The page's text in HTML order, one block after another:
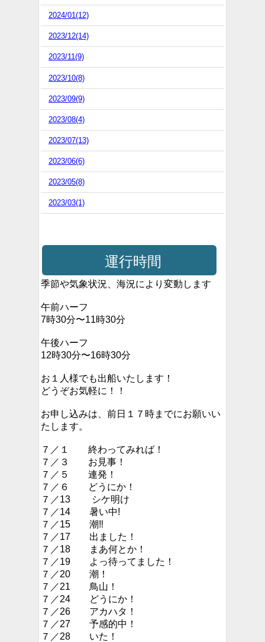
2024/01(12)
2023/12(14)
2023/11(9)
2023/10(8)
2023/09(9)
2023/08(4)
2023/07(13)
2023/06(6)
2023/05(8)
2023/03(1)
運行時間
季節や気象状況、海況により変動します
午前ハーフ
7時30分〜11時30分
午後ハーフ
12時30分〜16時30分
お１人様でも出船いたします！
どうぞお気軽に！！
お申し込みは、前日１７時までにお願いい
たします。
７／１ 終わってみれば！
７／３ お見事！
７／５ 連発！
７／６ どうにか！
７／13 シケ明け
７／14 暑い中!
７／15 潮‼︎
７／17 出ました！
７／18 まあ何とか！
７／19 よっ待ってました！
７／20 潮！
７／21 鳥山！
７／24 どうにか！
７／26 アカハタ！
７／27 予感的中！
７／28 いた！